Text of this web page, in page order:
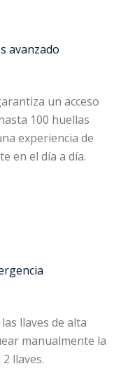
avanzado
un acceso
100 huellas
experiencia de
en el día a día.
llaves de alta
manualmente la
llaves.